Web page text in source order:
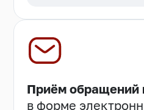
Приём обращений
в форме